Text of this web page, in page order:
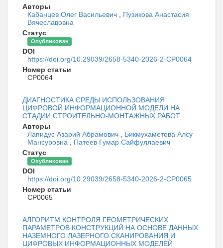
Авторы
Кабанцев Олег Васильевич
Пузикова Анастасия
Вячеславовна
Статус
Опубликован
DOI
https://doi.org/10.29039/2658-5340-2026-2-CP0064
Номер статьи
CP0064
ДИАГНОСТИКА СРЕДЫ ИСПОЛЬЗОВАНИЯ
ЦИФРОВОЙ ИНФОРМАЦИОННОЙ МОДЕЛИ НА
СТАДИИ СТРОИТЕЛЬНО-МОНТАЖНЫХ РАБОТ
Авторы
Лапидус Азарий Абрамович
Бикмухаметова Алсу
Мансуровна
Патеев Гумар Сайфуллаевич
Статус
Опубликован
DOI
https://doi.org/10.29039/2658-5340-2026-2-CP0065
Номер статьи
CP0065
АЛГОРИТМ КОНТРОЛЯ ГЕОМЕТРИЧЕСКИХ
ПАРАМЕТРОВ КОНСТРУКЦИЙ НА ОСНОВЕ ДАННЫХ
НАЗЕМНОГО ЛАЗЕРНОГО СКАНИРОВАНИЯ И
ЦИФРОВЫХ ИНФОРМАЦИОННЫХ МОДЕЛЕЙ